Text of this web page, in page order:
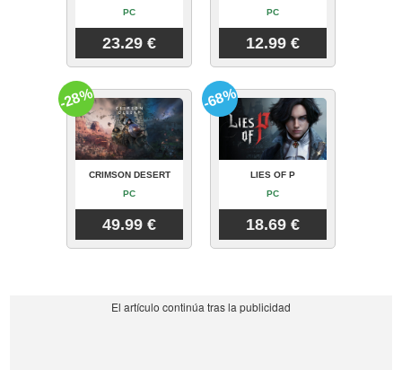
PC
23.29 €
PC
12.99 €
CRIMSON DESERT
PC
49.99 €
-28%
LIES OF P
PC
18.69 €
-68%